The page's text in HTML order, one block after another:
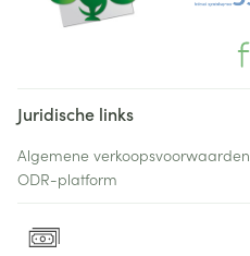
Juridische links
Algemene verkoopsvoorwaarden
ODR-platform